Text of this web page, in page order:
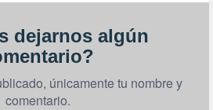
dejarnos algún
únicamente tu nombre y
comentario.